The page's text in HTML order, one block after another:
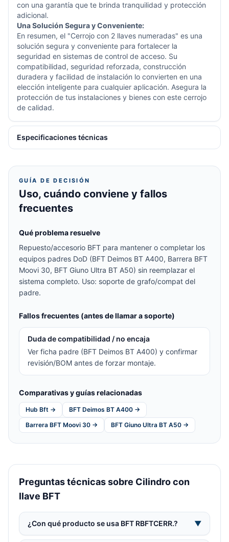
con una garantía que te brinda tranquilidad y protección
adicional.
Una Solución Segura y Conveniente:
En resumen, el "Cerrojo con 2 llaves numeradas" es una
solución segura y conveniente para fortalecer la
seguridad en sistemas de control de acceso. Su
compatibilidad, seguridad reforzada, construcción
duradera y facilidad de instalación lo convierten en una
elección inteligente para cualquier aplicación. Asegura la
protección de tus instalaciones y bienes con este cerrojo
de calidad.
Especificaciones técnicas
GUÍA DE DECISIÓN
Uso, cuándo conviene y fallos
frecuentes
Qué problema resuelve
Repuesto/accesorio BFT para mantener o completar los
equipos padres DoD (BFT Deimos BT A400, Barrera BFT
Moovi 30, BFT Giuno Ultra BT A50) sin reemplazar el
sistema completo. Uso: soporte de grafo/compat del
padre.
Fallos frecuentes (antes de llamar a soporte)
Duda de compatibilidad / no encaja
Ver ficha padre (BFT Deimos BT A400) y confirmar
revisión/BOM antes de forzar montaje.
Comparativas y guías relacionadas
Hub Bft →
BFT Deimos BT A400 →
Barrera BFT Moovi 30 →
BFT Giuno Ultra BT A50 →
Preguntas técnicas sobre Cilindro con
llave BFT
¿Con qué producto se usa BFT RBFTCERR.? ▼